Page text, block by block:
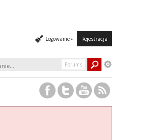
Logowanie » Rejestracja
Forums